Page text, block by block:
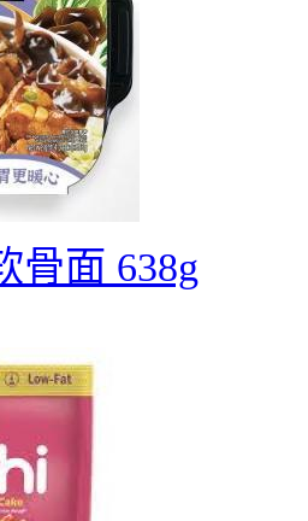
骨面 638g